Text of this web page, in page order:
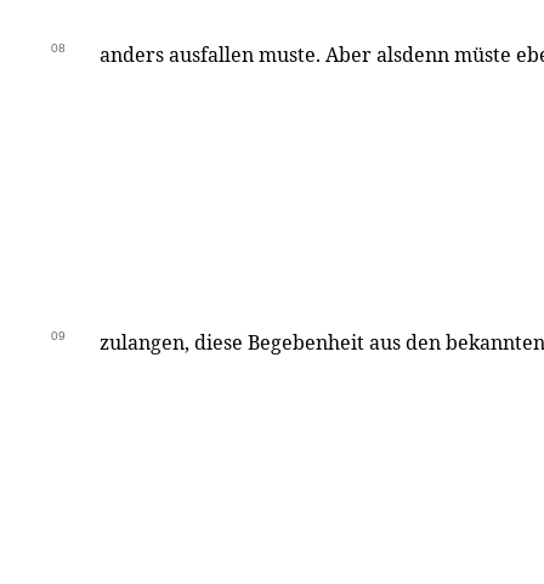
08 anders ausfallen muste. Aber alsdenn müste
09 zulangen, diese Begebenheit aus den